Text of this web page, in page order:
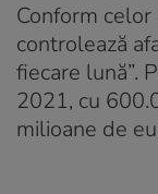
Conform celor
controlează
fiecare lună”.
2021, cu
milioane de